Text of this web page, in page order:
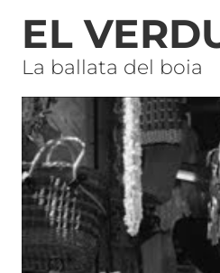
EL
La ballata del boia